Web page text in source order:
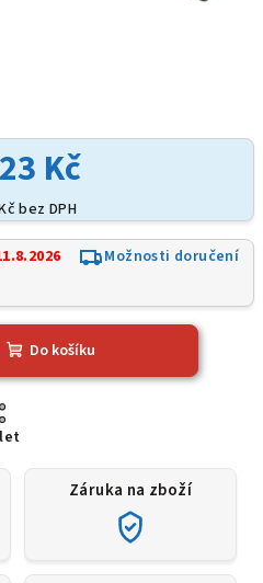
Kč
bez DPH
Možnosti doručení
Do košíku
Záruka na zboží